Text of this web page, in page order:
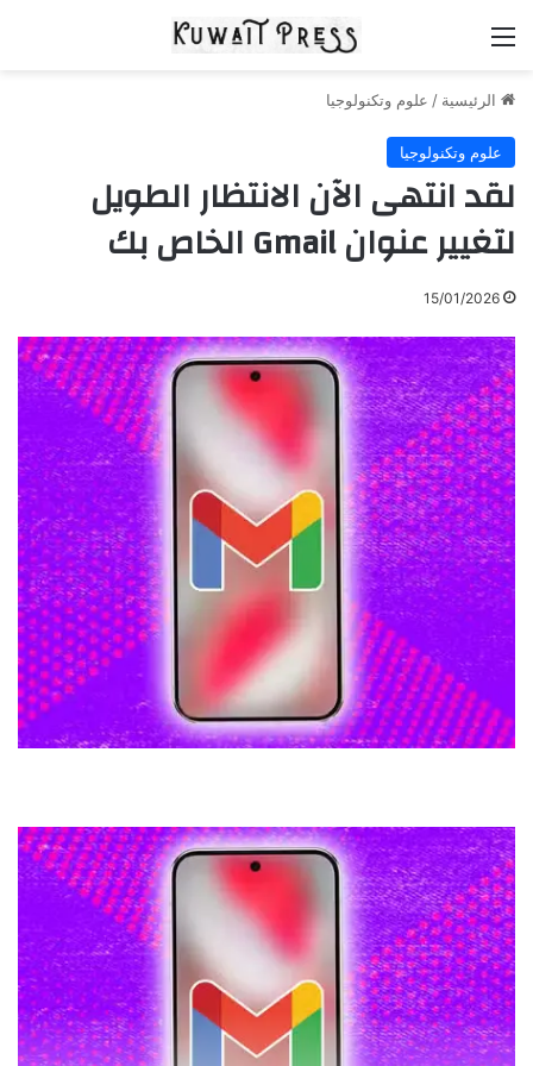
الرئيسية / علوم وتكنولوجيا
علوم وتكنولوجيا
لقد انتهى الآن الانتظار الطويل
لتغيير عنوان Gmail الخاص بك
15/01/2026